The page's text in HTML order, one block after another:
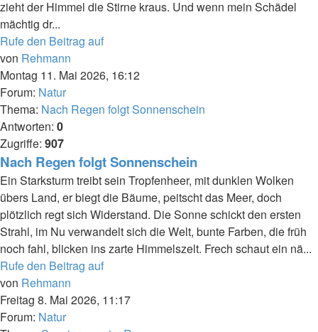
zieht der Himmel die Stirne kraus. Und wenn mein Schädel
mächtig dr...
Rufe den Beitrag auf
von Rehmann
Montag 11. Mai 2026, 16:12
Forum: Natur
Thema: Nach Regen folgt Sonnenschein
Antworten: 0
Zugriffe: 907
Nach Regen folgt Sonnenschein
Ein Starksturm treibt sein Tropfenheer, mit dunklen Wolken
übers Land, er biegt die Bäume, peitscht das Meer, doch
plötzlich regt sich Widerstand. Die Sonne schickt den ersten
Strahl, im Nu verwandelt sich die Welt, bunte Farben, die früh
noch fahl, blicken ins zarte Himmelszelt. Frech schaut ein nä...
Rufe den Beitrag auf
von Rehmann
Freitag 8. Mai 2026, 11:17
Forum: Natur